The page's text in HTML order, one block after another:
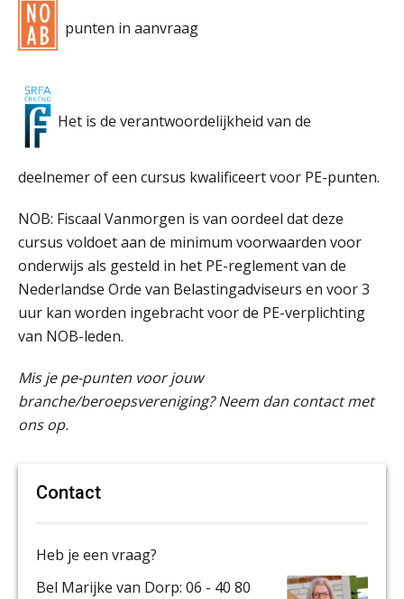
punten in aanvraag
Het is de verantwoordelijkheid van de
deelnemer of een cursus kwalificeert voor PE-punten.
NOB: Fiscaal Vanmorgen is van oordeel dat deze
cursus voldoet aan de minimum voorwaarden voor
onderwijs als gesteld in het PE-reglement van de
Nederlandse Orde van Belastingadviseurs en voor 3
uur kan worden ingebracht voor de PE-verplichting
van NOB-leden.
Mis je pe-punten voor jouw
branche/beroepsvereniging? Neem dan contact met
ons op.
Contact
Heb je een vraag?
Bel Marijke van Dorp: 06 - 40 80